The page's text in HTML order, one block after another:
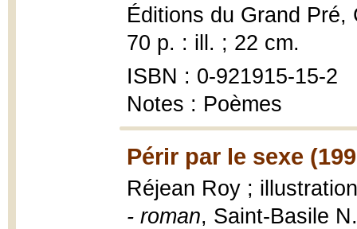
Éditions du Grand
70 p. : ill. ; 22 cm.
ISBN : 0-921915-15-2
Notes : Poèmes
Périr par le sexe
Réjean Roy ;
- roman, Saint-Basile